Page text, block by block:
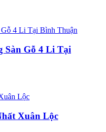
Sàn Gỗ 4 Li Tại
Xuân Lộc